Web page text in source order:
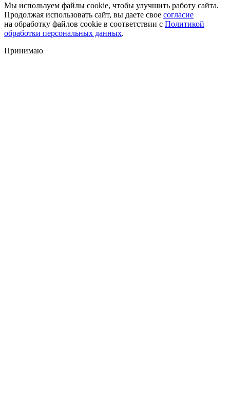
Мы используем файлы cookie, чтобы улучшить работу сайта.
Продолжая использовать сайт, вы даете свое согласие
на обработку файлов cookie в соответствии с Политикой
обработки персональных данных.
Принимаю